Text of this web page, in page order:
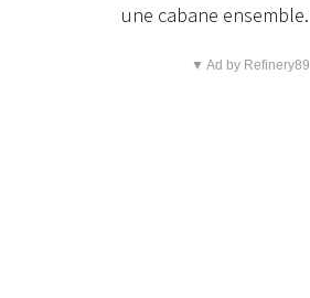
une cabane ensemble.
▼ Ad by Refinery89